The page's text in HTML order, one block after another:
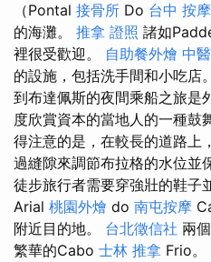
（Pontal 接骨所 Do 台中 按摩
的海灘。 推拿 證照 諸如
裡很受歡迎。 自助餐外燴 中
的設施，包括洗手間和小吃店。
到布達佩斯的夜間乘船之旅是
度欣賞資本的當地人的一種鼓
得注意的是，在較長的道路上
過縫隙來調節布拉格的水位並
徒步旅行者需要穿強壯的鞋子
Arial 桃園外燴 do 南屯按摩
附近目的地。 台北徵信社 兩
繁華的Cabo 士林 推拿 Frio。